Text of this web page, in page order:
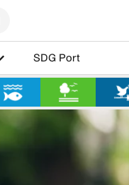
SDG Port